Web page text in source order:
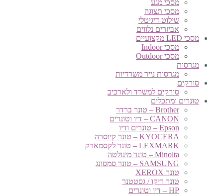
מסכי מגע
מסכי תצוגה
שילוט דיגיטלי
אביזרים נלווים
מסכי LED מקצועיים
מסכי Indoor
מסכי Outdoor
מגרסות
מגרסות נייר משרדיות
סורקים
סורקים למשרד ולארכיב
טונרים ומתכלים
Brother – טונר ברדר
CANON – דיו וטונרים
Epson – טונרים ודיו
KYOCERA – טונר קיוסרה
LEXMARK – טונר לקסמארק
Minolta – טונר מינולטה
SAMSUNG – טונר סמסונג
טונר XEROX
טונר ריקו / גסטטנר
HP – דיו וטונרים